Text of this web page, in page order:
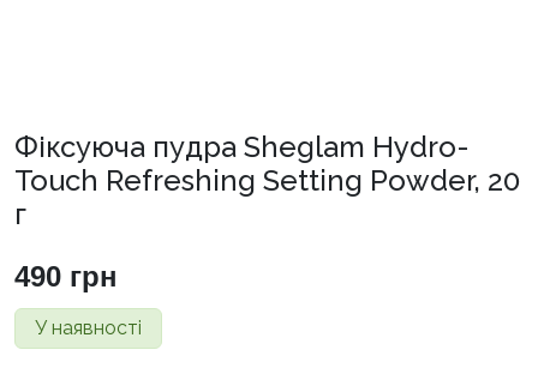
Фіксуюча пудра Sheglam Hydro-
Touch Refreshing Setting Powder, 20
г
490 грн
У наявності